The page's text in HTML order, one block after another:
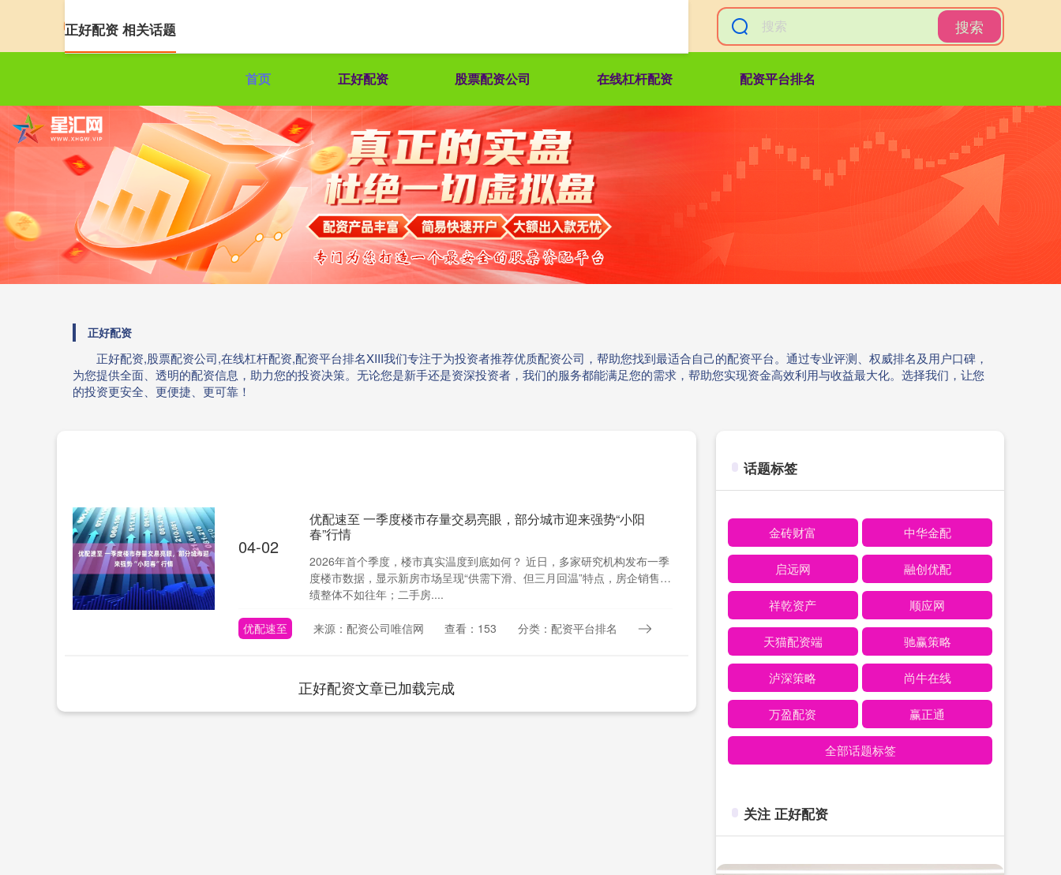
搜索
首页 正好配资 股票配资公司 在线杠杆配资 配资平台排名
正好配资
正好配资,股票配资公司,在线杠杆配资,配资平台排名XIII‌我们专注于为投资者推荐优质配资公司，帮助您找到最适合自己的配资平台。通过专业评测、权威排名及用户口碑，
为您提供全面、透明的配资信息，助力您的投资决策。无论您是新手还是资深投资者，我们的服务都能满足您的需求，帮助您实现资金高效利用与收益最大化。选择我们，让您
的投资更安全、更便捷、更可靠！
正好配资 相关话题
04-02
优配速至 一季度楼市存量交易亮眼，部分城市迎来强势“小阳
春”行情
2026年首个季度，楼市真实温度到底如何？ 近日，多家研究机构发布一季
度楼市数据，显示新房市场呈现“供需下滑、但三月回温”特点，房企销售业
绩整体不如往年；二手房....
优配速至 来源：配资公司唯信网 查看：153 分类：配资平台排名
正好配资文章已加载完成
话题标签
金砖财富 中华金配
启远网 融创优配
祥乾资产 顺应网
天猫配资端 驰赢策略
泸深策略 尚牛在线
万盈配资 赢正通
全部话题标签
关注 正好配资